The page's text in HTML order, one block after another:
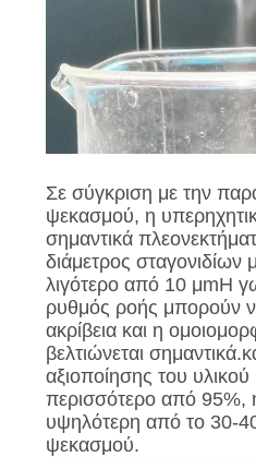
Σε σύγκριση με την
ψεκασμού, η
σημαντικά
διάμετρος σταγονιδίων
λιγότερο από 10 μmΗ
ρυθμός ροής μπορούν
ακρίβεια και η
βελτιώνεται
αξιοποίησης του
περισσότερο από 95%,
υψηλότερη από το 30-
ψεκασμού.